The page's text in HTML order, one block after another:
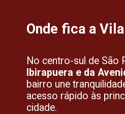
Onde fica a
No centro-sul de São
Ibirapuera e da
bairro une
acesso rápido às
cidade.